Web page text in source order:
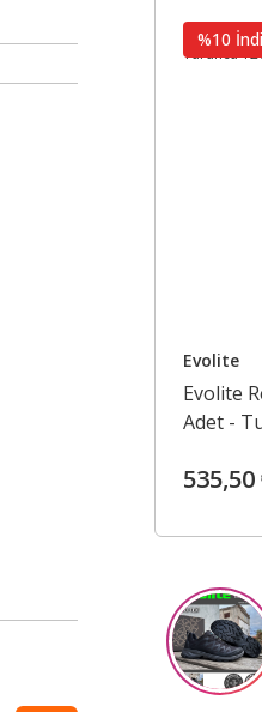
%10
Evolite
Evolite
Adet -
535,50